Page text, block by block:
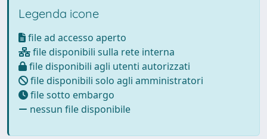
Legenda icone
file ad accesso aperto
file disponibili sulla rete interna
file disponibili agli utenti autorizzati
file disponibili solo agli amministratori
file sotto embargo
nessun file disponibile